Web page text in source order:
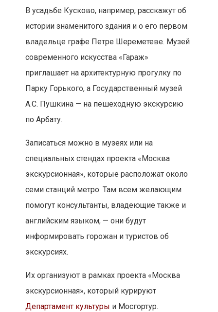
В усадьбе Кусково, например, расскажут об
истории знаменитого здания и о его первом
владельце графе Петре Шереметеве. Музей
современного искусства «Гараж»
приглашает на архитектурную прогулку по
Парку Горького, а Государственный музей
А.С. Пушкина — на пешеходную экскурсию
по Арбату.
Записаться можно в музеях или на
специальных стендах проекта «Москва
экскурсионная», которые расположат около
семи станций метро. Там всем желающим
помогут консультанты, владеющие также и
английским языком, — они будут
информировать горожан и туристов об
экскурсиях.
Их организуют в рамках проекта «Москва
экскурсионная», который курируют
Департамент культуры и Мосгортур.